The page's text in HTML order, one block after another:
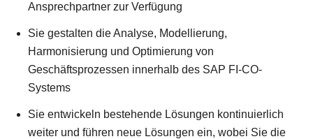
Ansprechpartner zur Verfügung
Sie gestalten die Analyse, Modellierung,
Harmonisierung und Optimierung von
Geschäftsprozessen innerhalb des SAP FI-CO-
Systems
Sie entwickeln bestehende Lösungen kontinuierlich
weiter und führen neue Lösungen ein, wobei Sie die